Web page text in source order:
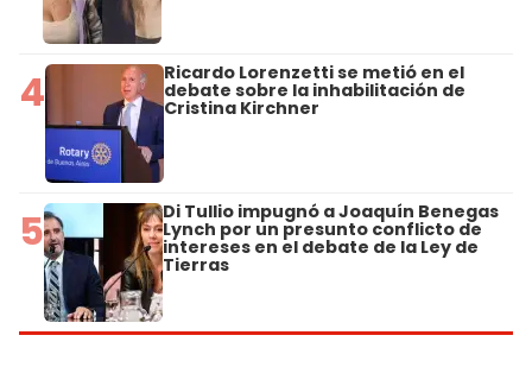
4 Ricardo Lorenzetti se metió en el
debate sobre la inhabilitación de
Cristina Kirchner
5 Di Tullio impugnó a Joaquín Benegas
Lynch por un presunto conflicto de
intereses en el debate de la Ley de
Tierras